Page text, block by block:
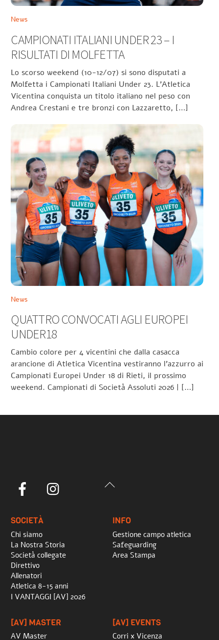
News
CAMPIONATI ITALIANI UNDER 23 – I
RISULTATI DI MOLFETTA
Lo scorso weekend (10-12/07) si sono disputati a
Molfetta i Campionati Italiani Under 23. L’Atletica
Vicentina conquista un titolo italiano nel peso con
Andrea Crestani e tre bronzi con Lazzaretto, […]
News
QUATTRO CONVOCATI AGLI EUROPEI
UNDER18
Cambio colore per 4 vicentini che dalla casacca
arancione di Atletica Vicentina vestiranno l’azzurro ai
Campionati Europei Under 18 di Rieti, il prossimo
weekend. Campionati di Società Assoluti 2026 | […]
Back
Facebook
SOCIETÀ
Chi siamo
La Nostra Storia
Società collegate
Direttivo
Allenatori
Atletica 8-15 anni
I VANTAGGI [AV] 2026
INFO
Gestione campo atletica
Safeguarding
Area Stampa
[AV] MASTER
AV Master
[AV] EVENTS
Corri x Vicenza